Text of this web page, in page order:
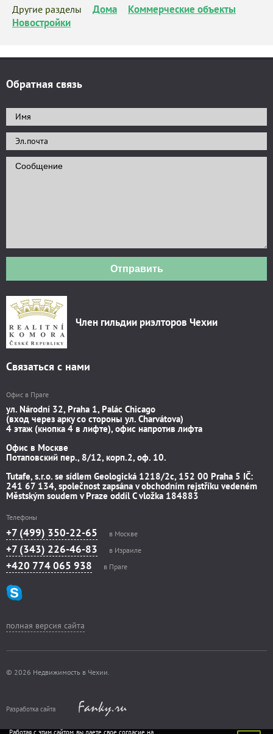
Другие разделы Дома
Коммерческие объекты
Новостройки
Обратная связь
Отправить
Член гильдии риэлторов Чехии
Связаться с нами
Офис в Праге
ул. Národní 32, Praha 1, Palác Chicago
(вход через арку со стороны ул. Charvátova)
4 этаж (кнопка 4 в лифте), офис напротив лифта
Офис в Москве
Потаповский пер., 8/12, корп.2, оф. 10.
Tutafe, s.r.o. se sídlem Geologická 1218/2c, 152 00 Praha 5 IČ:
241 67 134, společnost zapsána v obchodním rejstříku vedeném
Městským soudem v Praze oddíl C vložka 184883
Телефоны
+7 (499) 350-22-65 в Москве
+7 (343) 226-46-83 в Израиле
+420 774 065 938 в Праге
полная версия сайта
© 2026 Недвижимость в Чехии.
Разработка сайта
Работая с этим сайтом, вы даете свое согласие на